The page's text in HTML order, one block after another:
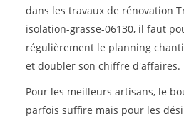
dans les travaux de rénovation
isolation-grasse-06130, il faut
régulièrement le planning
et doubler son chiffre d'affaires.
Pour les meilleurs artisans, le
parfois suffire mais pour les